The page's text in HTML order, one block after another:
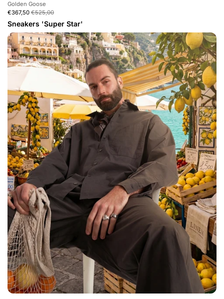
Golden Goose
€367,50 €525,00
Sneakers 'Super Star'